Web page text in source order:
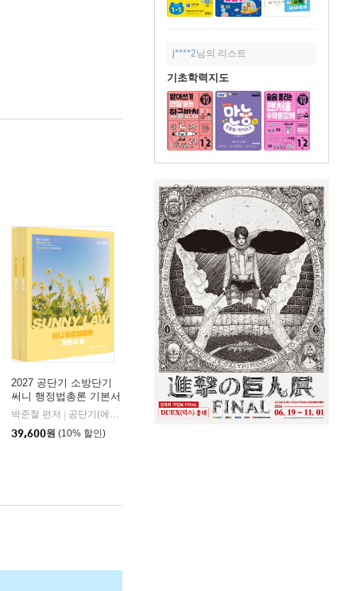
j****2님의 리스트
기초학력지도
2027 공단기 소방단기
써니 행정법총론 기본서
박준철 편저
공단기(에스티유니타스)
39,600원 (10% 할인)